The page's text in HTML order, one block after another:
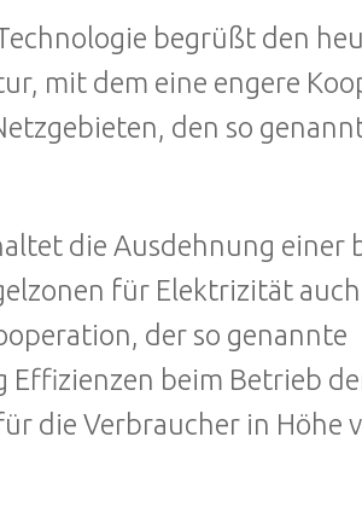
begrüßt den
mit dem eine engere
den so
die Ausdehnung einer
für Elektrizität
der so genannte
Effizienzen beim Betrieb
die Verbraucher in Höhe